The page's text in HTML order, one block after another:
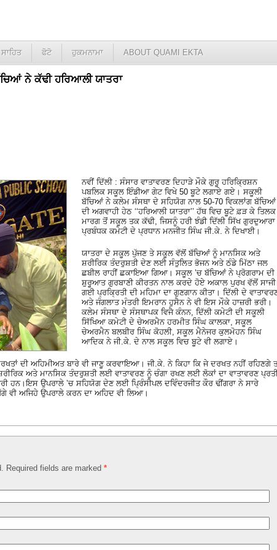
ਸਾਹਿਤ ਫੋਟੋ ਹੁਕਮਨਾਮਾ ABOUT QUAMI EKTA
ਨੇ ਕੱਢੀ ਹਰਿਆਲੀ ਯਾਤਰਾ
ਨਵੀਂ ਦਿੱਲੀ : ਸੰਸਾਰ ਵਾਤਾਵਰਣ ਦਿਹਾੜੇ ਮੌਕੇ ਗੁਰੂ ਹਰਿਕ੍ਰਿਸ਼ਨ
ਪਬਲਿਕ ਸਕੂਲ ਇੰਡੀਆ ਗੇਟ ਵਿਖੇ 50 ਬੂਟੇ ਲਗਾਏ ਗਏ। ਸਕੂਲੀ
ਬੱਚਿਆਂ ਨੇ ਕਲੇਮ ਸੰਸਥਾ ਦੇ ਸਹਿਯੋਗ ਨਾਲ 50-70 ਵਿਕਲਾਂਗ ਬੱਚਿਆਂ
ਦੀ ਅਗਵਾਹੀ ਹੇਠ ‘‘ਹਰਿਆਲੀ ਯਾਤਰਾ’’ ਹੱਥ ਵਿਚ ਬੂਟੇ ਫ਼ੜ ਕੇ ਤਿਲਕ
ਮਾਰਗ ਤੋਂ ਸਕੂਲ ਤਕ ਕੱਢੀ, ਜਿਸਨੂੰ ਹਰੀ ਝੰਡੀ ਦਿੱਲੀ ਸਿੱਖ ਗੁਰਦੁਆਰਾ
ਪ੍ਰਬੰਧਕ ਕਮੇਟੀ ਦੇ ਪ੍ਰਧਾਨ ਮਨਜੀਤ ਸਿੰਘ ਜੀ.ਕੇ. ਨੇ ਦਿਖਾਈ।
ਯਾਤਰਾ ਦੇ ਸਕੂਲ ਪੁੱਜਣ ਤੇ ਸਕੂਲ ਵੱਲੋਂ ਬੱਚਿਆਂ ਨੂੰ ਮਾਨਸਿਕ ਅਤੇ
ਸ਼ਰੀਰਿਕ ਤੰਦਰੁਸ਼ਤੀ ਦੇਣ ਲਈ ਸੰਤੁਲਿਤ ਭੋਜਨ ਅਤੇ ਠੰਡੇ ਮਿੱਠਾ ਜਲ
ਛਬੀਲ ਰਾਹੀਂ ਛਕਾਇਆ ਗਿਆ। ਸਕੂਲ ’ਚ ਬੱਚਿਆਂ ਨੇ ਪ੍ਰੋਗਰਾਮ ਦੀ
ਸ਼ੁਰੂਆਤ ਗੁਰਬਾਣੀ ਕੀਰਤਨ ਨਾਲ ਕਰਦੇ ਹੋਏ ਅਕਾਲ ਪੁਰਖ ਵੱਲੋਂ ਸਾਜੀ
ਗਈ ਪ੍ਰਕ੍ਰਿਤੀ ਦੀ ਮਹਿਮਾ ਦਾ ਗੁਣਗਾਨ ਕੀਤਾ। ਦਿੱਲੀ ਦੇ
ਅਤੇ ਜੰਗਲਾਤ ਮੰਤਰੀ ਇਮਰਾਨ ਹੁਸੈਨ ਨੇ ਵੀ ਇਸ ਮੌਕੇ ਹਾਜ਼ਰੀ ਭਰੀ।
ਕਲੇਮ ਸੰਸਥਾ ਦੇ ਸੰਸਥਾਪਕ ਵਿਜੈ ਕੰਨਨ, ਦਿੱਲੀ ਕਮੇਟੀ ਦੀ ਸਕੂਲੀ
ਸਿੱਖਿਆ ਕਮੇਟੀ ਦੇ ਚੇਅਰਮੈਨ ਹਰਮੀਤ ਸਿੰਘ ਕਾਲਕਾ, ਸਕੂਲ
ਚੇਅਰਮੈਨ ਬਲਬੀਰ ਸਿੰਘ ਕੋਹਲੀ, ਸਕੂਲ ਮੈਨੇਜਰ ਕੁਲਮੋਹਨ ਸਿੰਘ
ਆਦਿਕ ਨੇ ਜੀ.ਕੇ. ਦੇ ਨਾਲ ਸਕੂਲ ਵਿਚ ਬੂਟੇ ਵੀ ਲਗਾਏ।
ਦੀ ਅਹਿਮੀਅਤ ਬਾਰੇ ਵੀ ਜਾਣੂ ਕਰਵਾਇਆ। ਜੀ.ਕੇ. ਨੇ ਕਿਹਾ ਕਿ ਜੇ ਦਰਖਤ ਨਹੀਂ ਰਹਿਣਗੇ
ਅਤੇ ਮਾਨਸਿਕ ਤੰਦਰੁਸ਼ਤੀ ਲਈ ਵਾਤਾਵਰਣ ਨੂੰ ਚੰਗਾ ਰਖਣ ਲਈ ਲੋਕਾਂ ਦਾ ਵਾਤਾਵਰਣ
ਹਨ।ਇਸ ਉਪਰਾਲੇ ’ਚ ਸਹਿਯੋਗ ਦੇਣ ਲਈ ਪ੍ਰਿੰਸੀਪਲ ਦਵਿੰਦਰਜੀਤ ਕੌਰ ਢੀਂਗਰਾ ਨੇ ਸਾਰੇ
ਵੀ ਅਜਿਹੇ ਉਪਰਾਲੇ ਕਰਨ ਦਾ ਅਹਿਦ ਵੀ ਲਿਆ।
Required fields are marked *